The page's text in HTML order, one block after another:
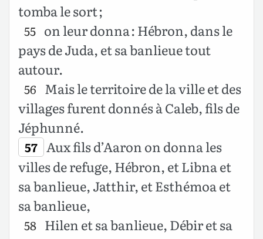
tomba le sort ;
55 on leur donna : Hébron, dans le
pays de Juda, et sa banlieue tout
autour.
56 Mais le territoire de la ville et des
villages furent donnés à Caleb, fils de
Jéphunné.
57 Aux fils d’Aaron on donna les
villes de refuge, Hébron, et Libna et
sa banlieue, Jatthir, et Esthémoa et
sa banlieue,
58 Hilen et sa banlieue, Débir et sa